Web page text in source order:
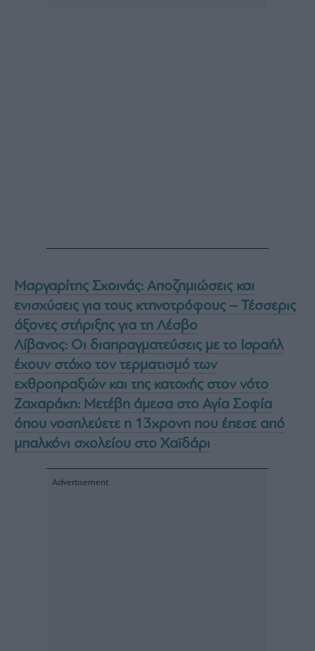
Μαργαρίτης Σχοινάς: Αποζημιώσεις και
ενισχύσεις για τους κτηνοτρόφους – Τέσσερις
άξονες στήριξης για τη Λέσβο
Λίβανος: Οι διαπραγματεύσεις με το Ισραήλ
έχουν στόχο τον τερματισμό των
εχθροπραξιών και της κατοχής στον νότο
Ζαχαράκη: Μετέβη άμεσα στο Αγία Σοφία
όπου νοσηλεύετε η 13χρονη που έπεσε από
μπαλκόνι σχολείου στο Χαϊδάρι